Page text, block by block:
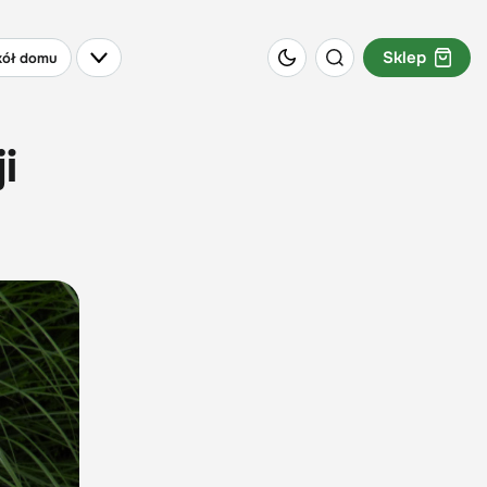
domu Sklep